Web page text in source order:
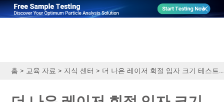
홈 > 교육 자료 > 지식 센터 > 더 나은 레이저 회절 입자 크기 테스트를 위한 배터리 재료의 분산 최적화